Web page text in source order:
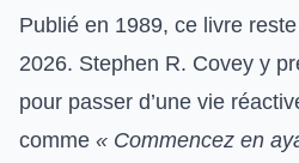
Publié en 1989, ce livre
2026. Stephen R. Covey y
pour passer d’une vie
comme « Commencez en